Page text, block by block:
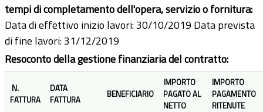
tempi di completamento dell'opera, servizio o fornitura:
Data di effettivo inizio lavori: 30/10/2019 Data prevista
di fine lavori: 31/12/2019
Resoconto della gestione finanziaria del contratto:
N.
FATTURA
DATA
FATTURA
BENEFICIARIO
IMPORTO
PAGATO AL
NETTO
IMPORTO
PAGAMENTO
RITENUTE